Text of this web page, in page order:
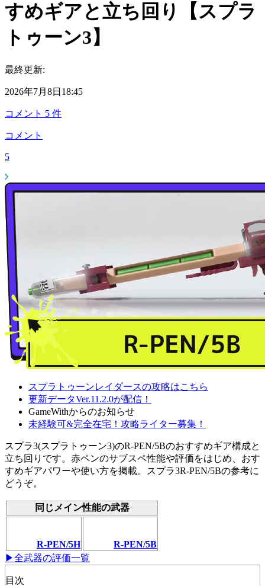
すめギアと立ち回り【スプラ
トゥーン3】
最終更新:
2026年7月8日18:45
コメント 5 件
コメント
5
スプラトゥーンレイダースの攻略はこちら
更新データVer.11.2.0が配信！
GameWithからのお知らせ
未経験可&完全在宅！攻略ライター募集！
スプラ3(スプラトゥーン3)のR-PEN/5Bのおすすめギア構成と
立ち回りです。赤ペンのサブスペ性能や評価をはじめ、おす
すめギアパワーや使い方を掲載。スプラ3R-PEN/5Bの参考に
どうぞ。
同じメイン性能の武器
R-PEN/5H
R-PEN/5B
▶全武器の評価一覧
目次